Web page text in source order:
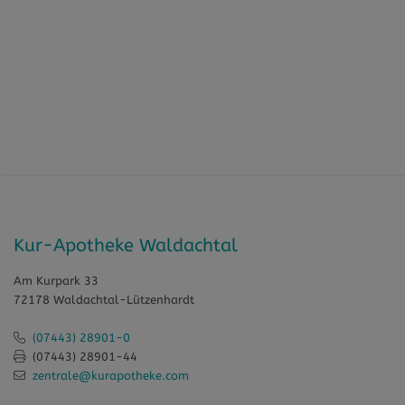
Kur-Apotheke Waldachtal
Am Kurpark 33
72178 Waldachtal-Lützenhardt
(07443) 28901-0
(07443) 28901-44
zentrale@kurapotheke.com